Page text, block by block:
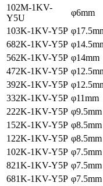
102M-1KV-
Y5U
φ6mm
103K-1KV-Y5P
682K-1KV-Y5P
562K-1KV-Y5P φ14mm
472K-1KV-Y5P
392K-1KV-Y5P
332K-1KV-Y5P φ11mm
222K-1KV-Y5P φ9.5mm
152K-1KV-Y5P φ8.5mm
122K-1KV-Y5P φ8.5mm
102K-1KV-Y5P φ7.5mm
821K-1KV-Y5P φ7.5mm
681K-1KV-Y5P φ7.5mm